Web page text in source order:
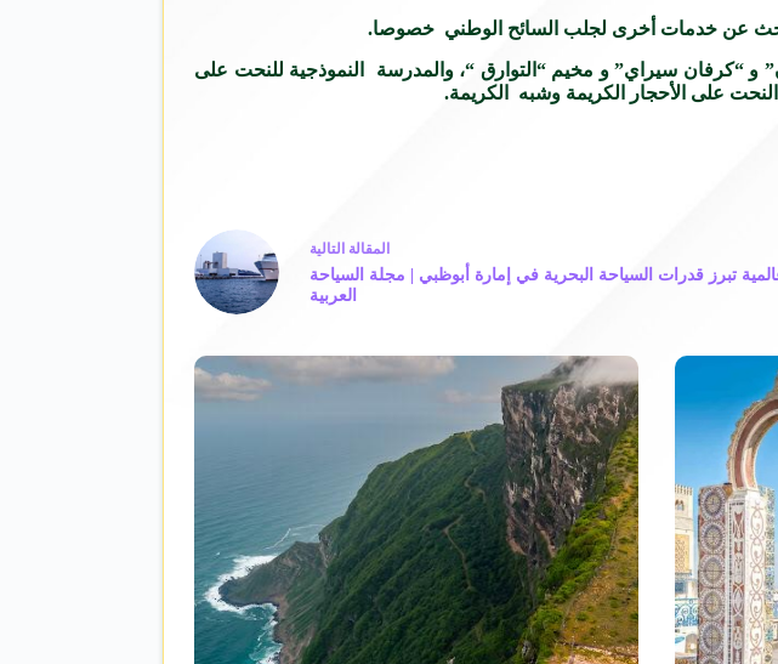
والبحث عن خدمات أخرى لجلب السائح الوطني خصوصا.
و “كرفان سيراي” و مخيم “التوارق “، والمدرسة النموذجية للنحت على
على الأحجار الكريمة وشبه الكريمة.
المقالة التالية
تبرز قدرات السياحة البحرية في إمارة أبوظبي | مجلة السياحة
العربية